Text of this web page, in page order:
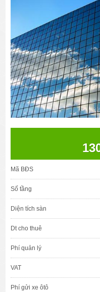
Mã BĐS
Số tầng
Diện tích sàn
Dt cho thuê
Phí quản lý
VAT
Phí gửi xe ôtô